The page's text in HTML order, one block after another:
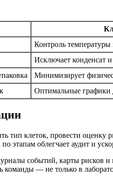
Контроль
Исключает конденсат
Минимизирует
Оптимальные графики
тип клеток, провести
этапам облегчает аудит и
событий, карты рисков
— не только в